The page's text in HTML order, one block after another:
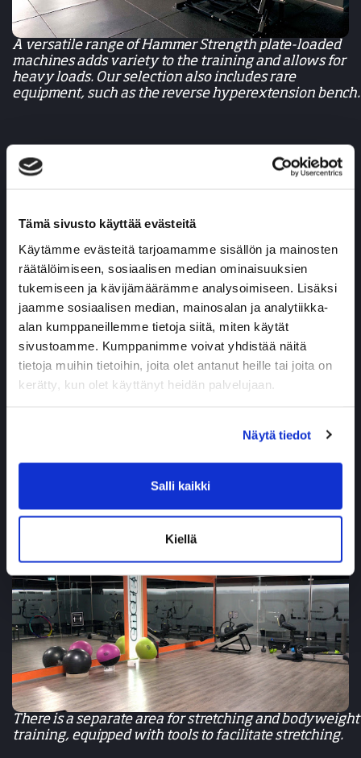
Tämä sivusto käyttää evästeitä
Käytämme evästeitä tarjoamamme sisällön ja mainosten
räätälöimiseen, sosiaalisen median ominaisuuksien
tukemiseen ja kävijämäärämme analysoimiseen. Lisäksi
jaamme sosiaalisen median, mainosalan ja analytiikka-
alan kumppaneillemme tietoja siitä, miten käytät
sivustoamme. Kumppanimme voivat yhdistää näitä
tietoja muihin tietoihin, joita olet antanut heille tai joita on
kerätty, kun olet käyttänyt heidän palvelujaan.
Näytä tiedot
Salli kaikki
Kiellä
A versatile range of Hammer Strength plate-loaded
machines adds variety to the training and allows for
heavy loads. Our selection also includes rare
equipment, such as the reverse hyperextension bench.
For functional training, there is a fifteen-meter-long
There is a separate area for stretching and bodyweight
training, equipped with tools to facilitate stretching.